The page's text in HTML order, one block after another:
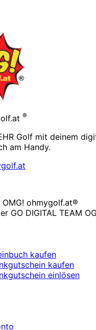
®
Golf mit deinem
am Handy.
ohmygolf.at®
GO DIGITAL TEAM OG
kaufen
kaufen
einlösen